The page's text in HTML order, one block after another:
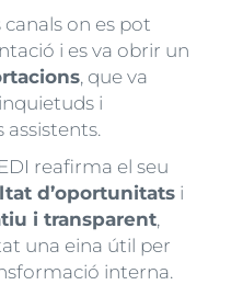
on es pot
i es va obrir un
, que va
i
assistents.
reafirma el seu
d’oportunitats i
i transparent,
una eina útil per
interna.